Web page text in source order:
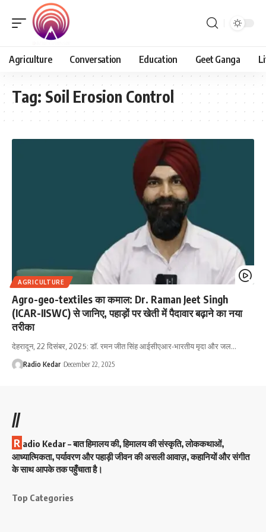
Agriculture Conversation Education Geet Ganga
Tag: Soil Erosion Control
AGRICULTURE
Agro-geo-textiles का कमाल: Dr. Raman Jeet Singh
(ICAR-IISWC) से जानिए, पहाड़ों पर खेती में पैदावार बढ़ाने का नया
तरीका
देहरादून, 22 दिसंबर, 2025: डॉ. रमन जीत सिंह आईसीएआर-भारतीय मृदा और जल…
Radio Kedar December 22, 2025
//
R adio Kedar – बात हिमालय की, हिमालय की संस्कृति, लोककथाओं,
आध्यात्मिकता, पर्यावरण और पहाड़ी जीवन की असली आवाज़, कहानियों और संगीत
के साथ आपके तक पहुँचाता है।
Top Categories